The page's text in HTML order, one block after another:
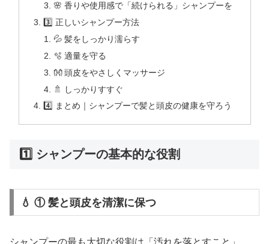
🌸 香りや使用感で「続けられる」シャンプーを
3️⃣ 正しいシャンプー方法
💦 髪をしっかり濡らす
🫧 適量を守る
👐 頭皮をやさしくマッサージ
🚿 しっかりすすぐ
4️⃣ まとめ｜シャンプーで髪と頭皮の健康を守ろう
1️⃣ シャンプーの基本的な役割
💧 ① 髪と頭皮を清潔に保つ
シャンプーの最も大切な役割は「汚れを落とすこと」。